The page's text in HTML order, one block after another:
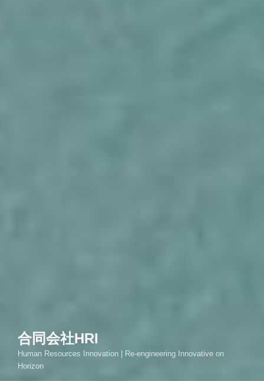
合同会社HRI
Human Resources Innovation | Re-engineering Innovative on
Horizon